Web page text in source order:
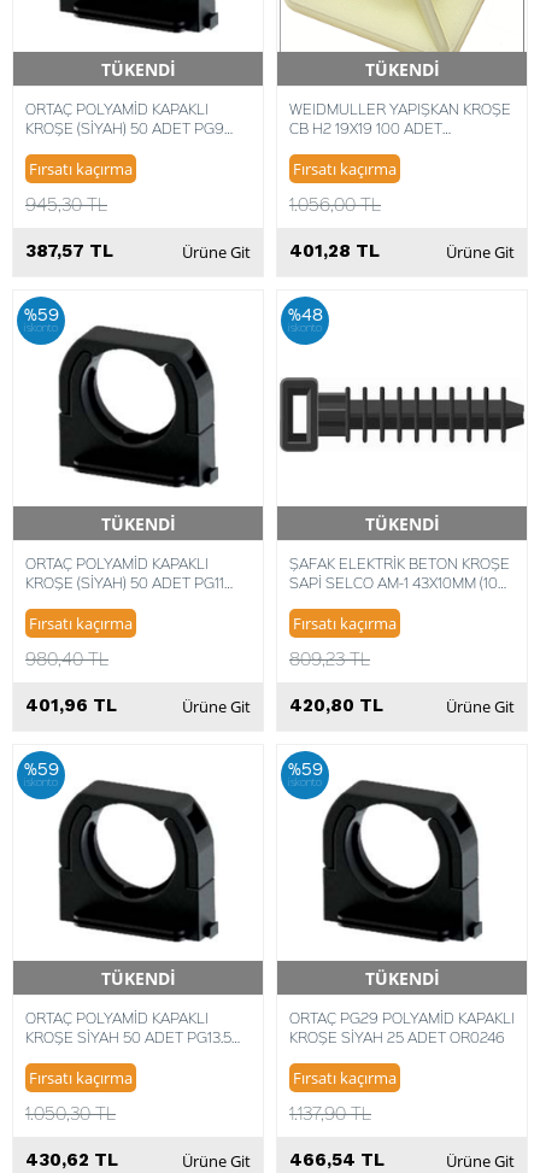
TÜKENDİ
Hızlı Teslimat
ORTAÇ POLYAMİD KAPAKLI
KROŞE (SİYAH) 50 ADET PG9
Fırsatı kaçırma
945,30 TL
387,57 TL Ürüne Git
TÜKENDİ
Hızlı Teslimat
WEIDMULLER YAPIŞKAN KROŞE
CB H2 19X19 100 ADET
Fırsatı kaçırma
1.056,00 TL
401,28 TL Ürüne Git
%59
iskonto
TÜKENDİ
Hızlı Teslimat
ORTAÇ POLYAMİD KAPAKLI
KROŞE (SİYAH) 50 ADET PG11
Fırsatı kaçırma
980,40 TL
401,96 TL Ürüne Git
%48
iskonto
TÜKENDİ
Hızlı Teslimat
ŞAFAK ELEKTRİK BETON KROŞE
SAPİ SELCO AM-1 43X10MM (100
Fırsatı kaçırma
809,23 TL
420,80 TL Ürüne Git
%59
iskonto
TÜKENDİ
Hızlı Teslimat
ORTAÇ POLYAMİD KAPAKLI
KROŞE SİYAH 50 ADET PG13.5
Fırsatı kaçırma
1.050,30 TL
430,62 TL Ürüne Git
%59
iskonto
TÜKENDİ
Hızlı Teslimat
ORTAÇ PG29 POLYAMİD KAPAKLI
KROŞE SİYAH 25 ADET OR0246
Fırsatı kaçırma
1.137,90 TL
466,54 TL Ürüne Git